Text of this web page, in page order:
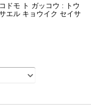
ドモ ト ガッコウ : トウ
エル キョウイク セイサ